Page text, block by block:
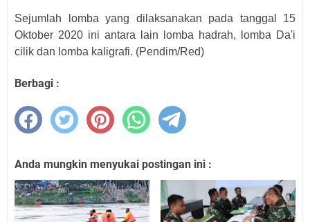
Sejumlah lomba yang dilaksanakan pada tanggal 15
Oktober 2020 ini antara lain lomba hadrah, lomba Da'i
cilik dan lomba kaligrafi. (Pendim/Red)
Berbagi :
Anda mungkin menyukai postingan ini :